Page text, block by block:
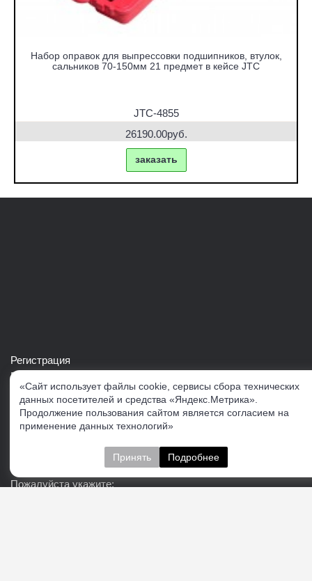
Набор оправок для выпрессовки подшипников, втулок,
сальников 70-150мм 21 предмет в кейсе JTC
JTC-4855
26190.00руб.
заказать
Регистрация
Войти в свой аккаунт
Скачать каталог продукции VERTUL
Следите за нами
Пожалуйста укажите:
«Сайт использует файлы cookie, сервисы сбора технических
данных посетителей и средства «Яндекс.Метрика».
Продолжение пользования сайтом является согласием на
применение данных технологий»
Принять Подробнее